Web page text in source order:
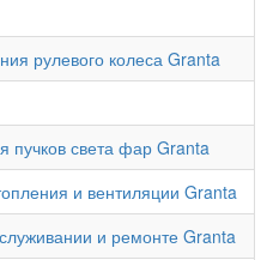
рулевого колеса Granta
пучков света фар Granta
и вентиляции Granta
и ремонте Granta